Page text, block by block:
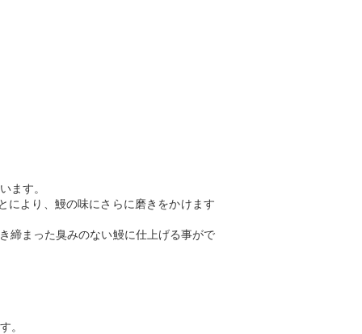
ます。
により、鰻の味にさらに磨きをかけます
締まった臭みのない鰻に仕上げる事がで
。